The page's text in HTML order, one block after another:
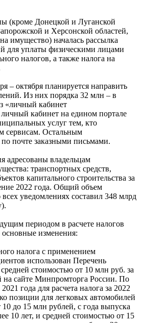
(кроме Донецкой и Луганской
и Херсонской областей,
имущество) началась рассылка
для уплаты физическими лицами
налогов, а также налога на
– октября планируется направить
Из них порядка 32 млн – в
«личный кабинет
кабинет на едином портале
услуг тем, кто
сервисам. Остальным
почте заказными письмами.
адресованы владельцам
транспортных средств,
капитального строительства за
2022 года. Общий объем
уведомлениях составил 348 млрд
периодом в расчете налогов
изменения:
налога с применением
использован Перечень
стоимостью от 10 млн руб. за
на сайте Минпромторга России. По
года для расчета налога за 2022
позиции для легковых автомобилей
до 15 млн рублей, с года выпуска
10 лет, и средней стоимостью от 15